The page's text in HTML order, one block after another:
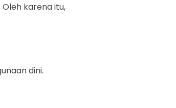
karena itu,
dini.